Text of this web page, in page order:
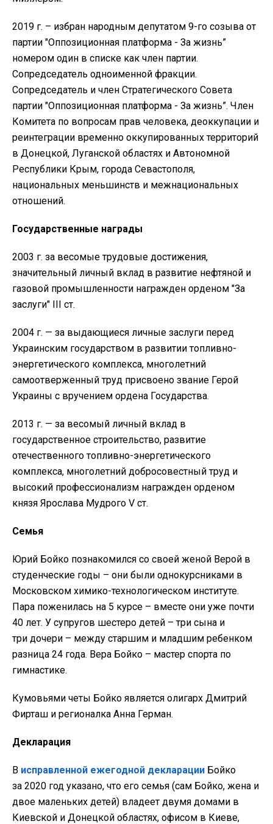
2019 г. – избран народным депутатом 9-го созыва от
партии "Оппозиционная платформа - За жизнь”
номером один в списке как член партии.
Сопредседатель одноименной фракции.
Сопредседатель и член Стратегического Совета
партии "Оппозиционная платформа - За жизнь”. Член
Комитета по вопросам прав человека, деоккупации и
реинтеграции временно оккупированных территорий
в Донецкой, Луганской областях и Автономной
Республики Крым, города Севастополя,
национальных меньшинств и межнациональных
отношений.
Государственные награды
2003 г. за весомые трудовые достижения,
значительный личный вклад в развитие нефтяной и
газовой промышленности награжден орденом "За
заслуги" III ст.
2004 г. — за выдающиеся личные заслуги перед
Украинским государством в развитии топливно-
энергетического комплекса, многолетний
самоотверженный труд присвоено звание Герой
Украины с вручением ордена Государства.
2013 г. — за весомый личный вклад в
государственное строительство, развитие
отечественного топливно-энергетического
комплекса, многолетний добросовестный труд и
высокий профессионализм награжден орденом
князя Ярослава Мудрого V ст.
Семья
Юрий Бойко познакомился со своей женой Верой в
студенческие годы – они были однокурсниками в
Московском химико-технологическом институте.
Пара поженилась на 5 курсе – вместе они уже почти
40 лет. У супругов шестеро детей – три сына и
три дочери – между старшим и младшим ребенком
разница 24 года. Вера Бойко – мастер спорта по
гимнастике.
Кумовьями четы Бойко является олигарх Дмитрий
Фирташ и регионалка Анна Герман.
Декларация
В исправленной ежегодной декларации Бойко
за 2020 год указано, что его семья (сам Бойко, жена и
двое маленьких детей) владеет двумя домами в
Киевской и Донецкой областях, офисом в Киеве,